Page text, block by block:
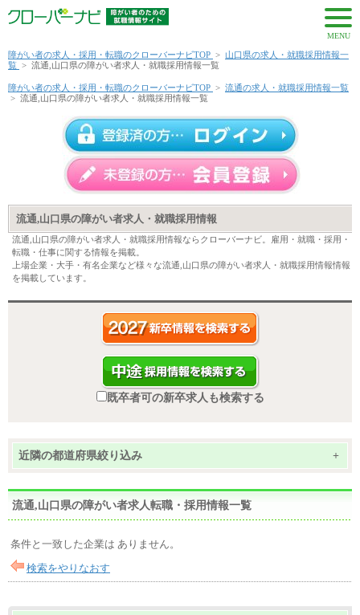
MENU
障がい者の求人・採用・転職のクローバーナビTOP > 山口県の求人・就職採用情報一
覧 > 流通,山口県の障がい者求人・就職採用情報一覧
障がい者の求人・採用・転職のクローバーナビTOP > 流通の求人・就職採用情報一覧
> 流通,山口県の障がい者求人・就職採用情報一覧
流通,山口県の障がい者求人・就職採用情報
流通,山口県の障がい者求人・就職採用情報ならクローバーナビ。雇用・就職・採用・
転職・仕事に関する情報を掲載。
上場企業・大手・有名企業など様々な流通,山口県の障がい者求人・就職採用情報情報
を掲載しています。
既卒者可の新卒求人も検索する
近隣の都道府県絞り込み +
流通,山口県の障がい者求人転職・採用情報一覧
条件と一致した企業は ありません。
検索をやりなおす